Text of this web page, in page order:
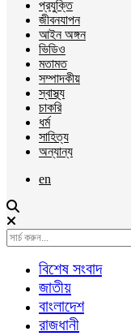
প্রযুক্তি
জীবনযাপন
আইন অঙ্গন
ভিডিও
মতামত
সম্পাদকীয়
স্বাস্থ্য
চাকরি
ধর্ম
সাহিত্য
অন্যান্য
en
বিশেষ সংবাদ
জাতীয়
বাংলাদেশ
রাজধানী